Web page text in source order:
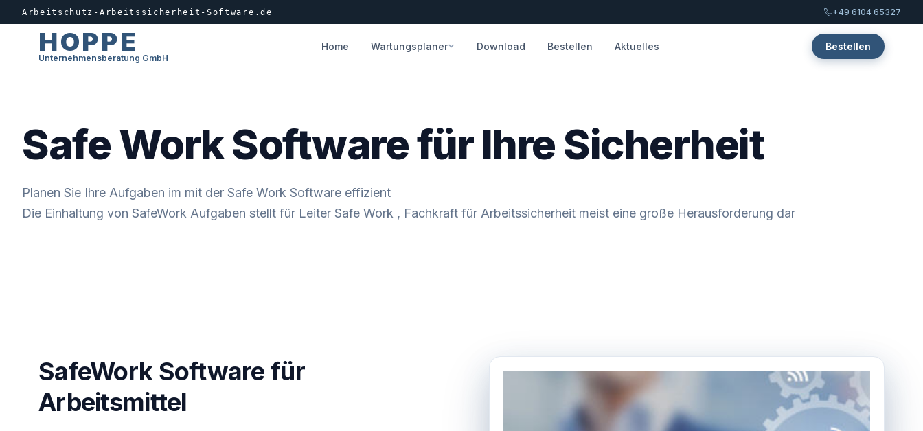
Arbeitschutz-Arbeitssicherheit-Software.de +49 6104 65327
HOPPE
Unternehmensberatung GmbH
Home Wartungsplaner Download Bestellen Aktuelles Bestellen
Safe Work Software für Ihre Sicherheit
Planen Sie Ihre Aufgaben im mit der Safe Work Software effizient
Die Einhaltung von SafeWork Aufgaben stellt für Leiter Safe Work , Fachkraft für Arbeitssicherheit meist eine große Herausforderung dar
SafeWork Software für
Arbeitsmittel